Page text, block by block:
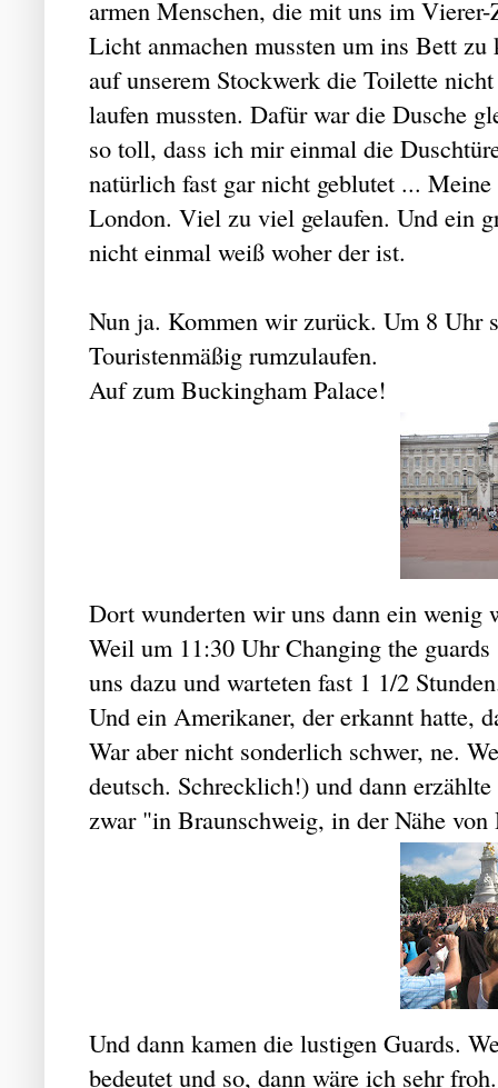
armen Menschen, die mit uns im
Licht anmachen mussten um ins Bett
auf unserem Stockwerk die Toilette
laufen mussten. Dafür war die Dusche
so toll, dass ich mir einmal die
natürlich fast gar nicht geblutet ... Meine
London. Viel zu viel gelaufen. Und ein
nicht einmal weiß woher der ist.
Nun ja. Kommen wir zurück. Um 8 Uhr
Touristenmäßig rumzulaufen.
Auf zum Buckingham Palace!
Dort wunderten wir uns dann ein wenig
Weil um 11:30 Uhr Changing the
uns dazu und warteten fast 1 1/2
Und ein Amerikaner, der erkannt hatte,
War aber nicht sonderlich schwer, ne.
deutsch. Schrecklich!) und dann
zwar "in Braunschweig, in der Nähe
Und dann kamen die lustigen Guards.
bedeutet und so, dann wäre ich sehr